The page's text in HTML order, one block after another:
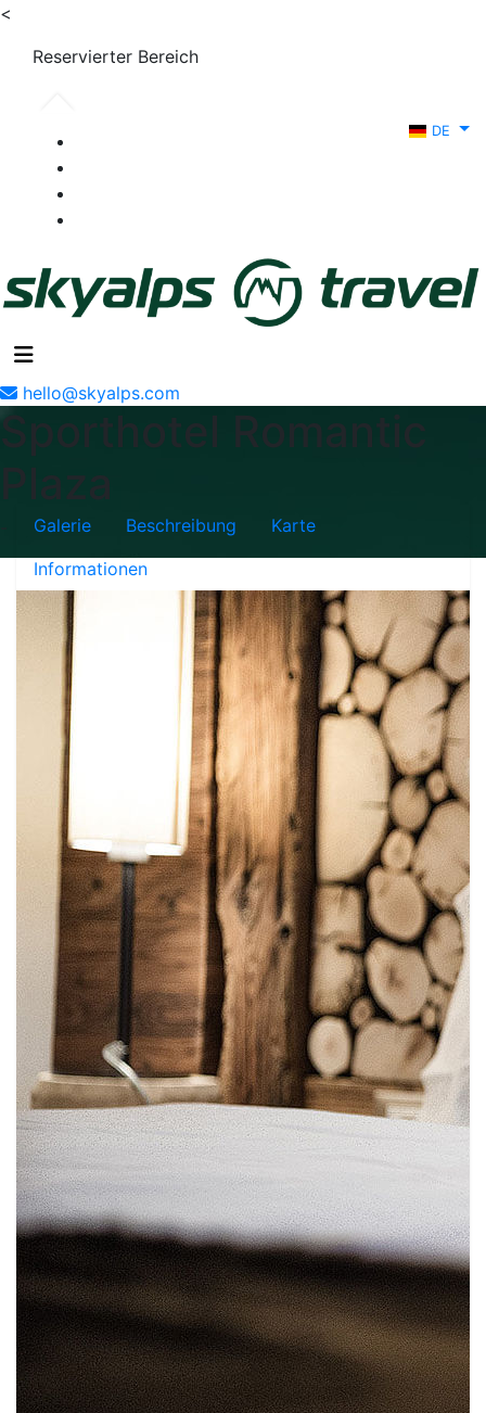
<
Reservierter Bereich
DE
hello@skyalps.com
Sporthotel Romantic
Plaza
Galerie Beschreibung
Karte
Informationen